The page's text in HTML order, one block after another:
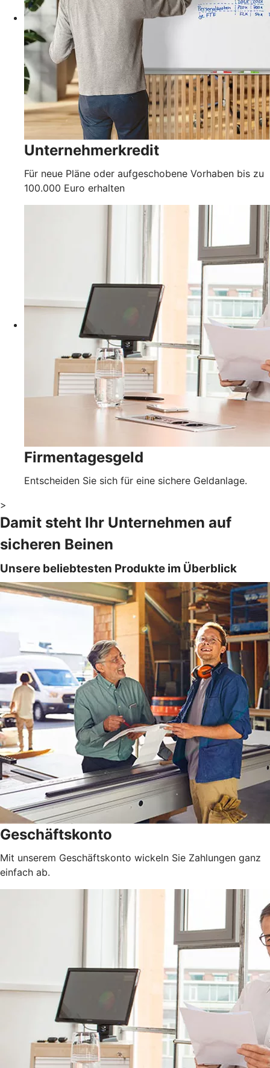
Unternehmerkredit
Für neue Pläne oder aufgeschobene Vorhaben bis zu
100.000 Euro erhalten
Firmentagesgeld
Entscheiden Sie sich für eine sichere Geldanlage.
>
Damit steht Ihr Unternehmen auf
sicheren Beinen
Unsere beliebtesten Produkte im Überblick
Geschäftskonto
Mit unserem Geschäftskonto wickeln Sie Zahlungen ganz
einfach ab.